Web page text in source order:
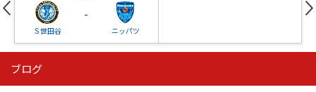
Ｓ世田谷
-
ニッパツ
ニッパツ 石人の星
ブログ